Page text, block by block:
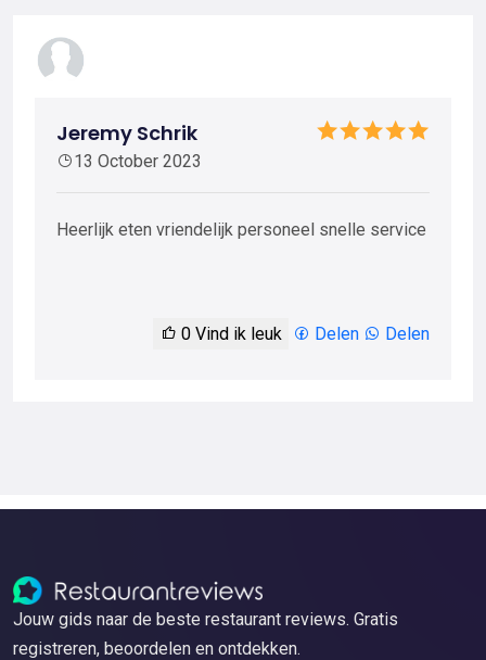
Jeremy Schrik
13 October 2023
Heerlijk eten vriendelijk personeel snelle service
0 Vind ik leuk Delen Delen
Jouw gids naar de beste restaurant reviews. Gratis
registreren, beoordelen en ontdekken.